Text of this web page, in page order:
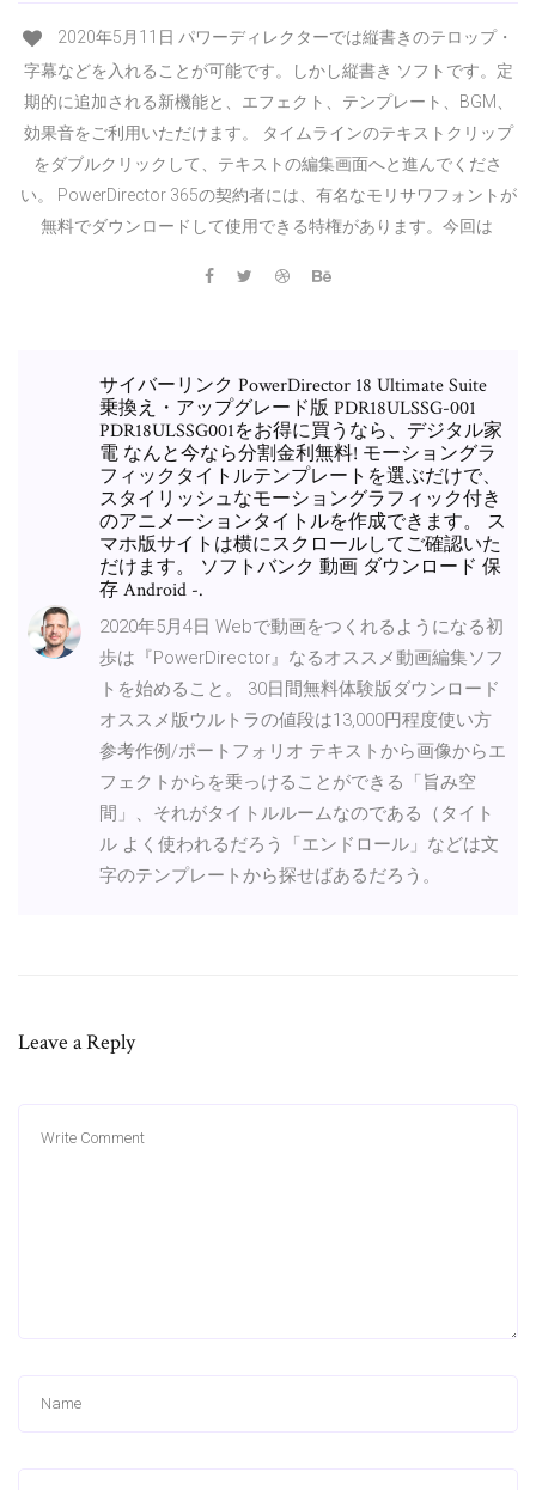
2020年5月11日 パワーディレクターでは縦書きのテロップ・
字幕などを入れることが可能です。しかし縦書き ソフトです。定
期的に追加される新機能と、エフェクト、テンプレート、BGM、
効果音をご利用いただけます。 タイムラインのテキストクリップ
をダブルクリックして、テキストの編集画面へと進んでくださ
い。 PowerDirector 365の契約者には、有名なモリサワフォントが
無料でダウンロードして使用できる特権があります。今回は
サイバーリンク PowerDirector 18 Ultimate Suite
乗換え・アップグレード版 PDR18ULSSG-001
PDR18ULSSG001をお得に買うなら、デジタル家
電 なんと今なら分割金利無料! モーショングラ
フィックタイトルテンプレートを選ぶだけで、
スタイリッシュなモーショングラフィック付き
のアニメーションタイトルを作成できます。 ス
マホ版サイトは横にスクロールしてご確認いた
だけます。 ソフトバンク 動画 ダウンロード 保
存 Android -.
2020年5月4日 Webで動画をつくれるようになる初
歩は『PowerDirector』なるオススメ動画編集ソフ
トを始めること。 30日間無料体験版ダウンロード
オススメ版ウルトラの値段は13,000円程度使い方
参考作例/ポートフォリオ テキストから画像からエ
フェクトからを乗っけることができる「旨み空
間」、それがタイトルルームなのである（タイト
ル よく使われるだろう「エンドロール」などは文
字のテンプレートから探せばあるだろう。
Leave a Reply